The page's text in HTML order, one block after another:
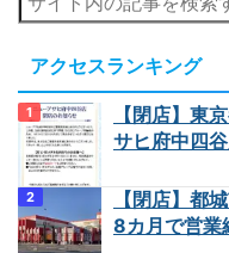
アクセスランキング
【閉店】東
サヒ府中四
【閉店】都
8カ月で営